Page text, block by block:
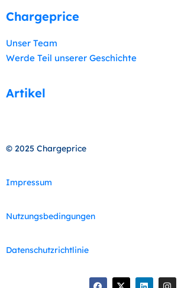
Chargeprice
Unser Team
Werde Teil unserer Geschichte
Artikel
© 2025 Chargeprice
Impressum
Nutzungsbedingungen
Datenschutzrichtlinie